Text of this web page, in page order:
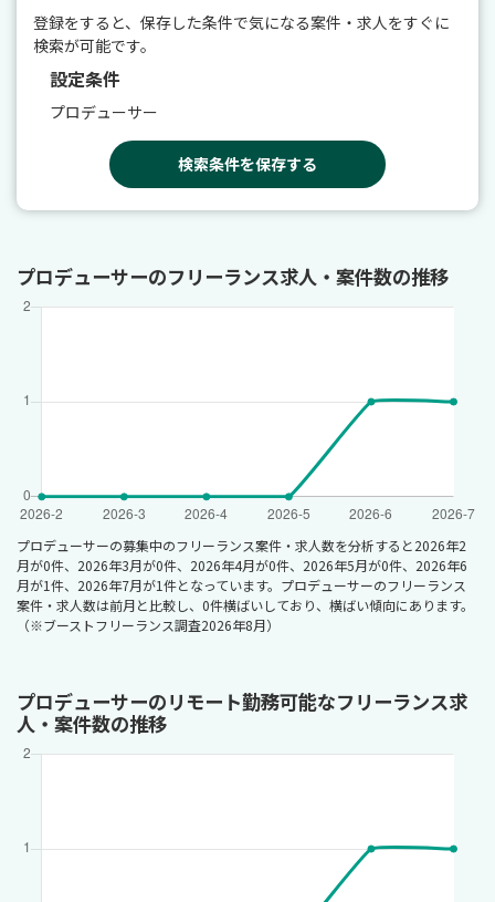
登録をすると、保存した条件で気になる案件・求人をすぐに
検索が可能です。
設定条件
プロデューサー
検索条件を保存する
プロデューサーのフリーランス求人・案件数の推移
プロデューサーの募集中のフリーランス案件・求人数を分析すると2026年2
月が0件、2026年3月が0件、2026年4月が0件、2026年5月が0件、2026年6
月が1件、2026年7月が1件となっています。プロデューサーのフリーランス
案件・求人数は前月と比較し、0件横ばいしており、横ばい傾向にあります。
（※ブーストフリーランス調査2026年8月）
プロデューサーのリモート勤務可能なフリーランス求
人・案件数の推移